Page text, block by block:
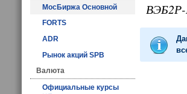
МосБиржа Основной
FORTS
ADR
Рынок акций SPB
Валюта
Официальные курсы
ВЭБ2Р-